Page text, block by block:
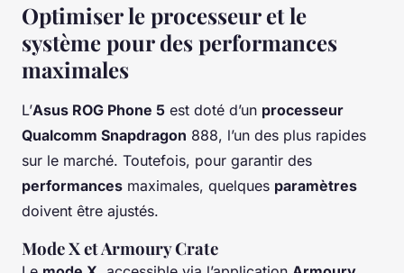
Optimiser le processeur et le
système pour des performances
maximales
L’Asus ROG Phone 5 est doté d’un processeur
Qualcomm Snapdragon 888, l’un des plus rapides
sur le marché. Toutefois, pour garantir des
performances maximales, quelques paramètres
doivent être ajustés.
Mode X et Armoury Crate